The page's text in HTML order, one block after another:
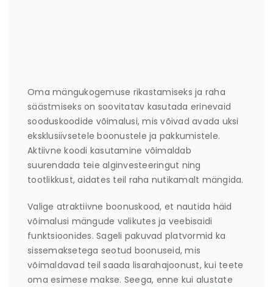
Oma mängukogemuse rikastamiseks ja raha
säästmiseks on soovitatav kasutada erinevaid
sooduskoodide võimalusi, mis võivad avada uksi
eksklusiivsetele boonustele ja pakkumistele.
Aktiivne koodi kasutamine võimaldab
suurendada teie alginvesteeringut ning
tootlikkust, aidates teil raha nutikamalt mängida.
Valige atraktiivne boonuskood, et nautida häid
võimalusi mängude valikutes ja veebisaidi
funktsioonides. Sageli pakuvad platvormid ka
sissemaksetega seotud boonuseid, mis
võimaldavad teil saada lisarahajoonust, kui teete
oma esimese makse. Seega, enne kui alustate